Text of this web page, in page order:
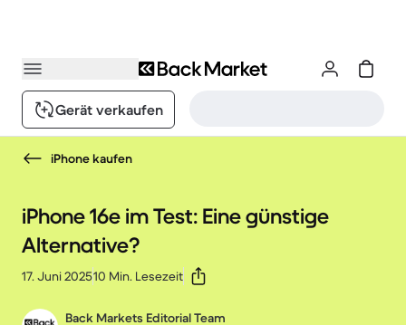
Gerät verkaufen
iPhone kaufen
iPhone 16e im Test: Eine günstige
Alternative?
17. Juni 202510 Min. Lesezeit
Back Markets Editorial Team